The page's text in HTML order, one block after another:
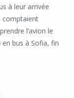
à leur arrivée
comptaient
l’avion le
bus à Sofia, fin